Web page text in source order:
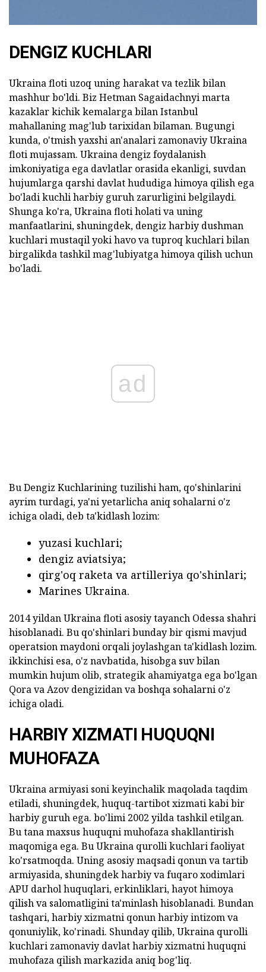
DENGIZ KUCHLARI
Ukraina floti uzoq uning harakat va tezlik bilan
mashhur bo'ldi. Biz Hetman Sagaidachnyi marta
kazaklar kichik kemalarga bilan Istanbul
mahallaning mag'lub tarixidan bilaman. Bugungi
kunda, o'tmish yaxshi an'analari zamonaviy Ukraina
floti mujassam. Ukraina dengiz foydalanish
imkoniyatiga ega davlatlar orasida ekanligi, suvdan
hujumlarga qarshi davlat hududiga himoya qilish ega
bo'ladi kuchli harbiy guruh zarurligini belgilaydi.
Shunga ko'ra, Ukraina floti holati va uning
manfaatlarini, shuningdek, dengiz harbiy dushman
kuchlari mustaqil yoki havo va tuproq kuchlari bilan
birgalikda tashkil mag'lubiyatga himoya qilish uchun
bo'ladi.
ad
Bu Dengiz Kuchlarining tuzilishi ham, qo'shinlarini
ayrim turdagi, ya'ni yetarlicha aniq sohalarni o'z
ichiga oladi, deb ta'kidlash lozim:
yuzasi kuchlari;
dengiz aviatsiya;
qirg'oq raketa va artilleriya qo'shinlari;
Marines Ukraina.
2014 yildan Ukraina floti asosiy tayanch Odessa shahri
hisoblanadi. Bu qo'shinlari bunday bir qismi mavjud
operatsion maydoni orqali joylashgan ta'kidlash lozim.
ikkinchisi esa, o'z navbatida, hisobga suv bilan
mumkin hujum olib, strategik ahamiyatga ega bo'lgan
Qora va Azov dengizidan va boshqa sohalarni o'z
ichiga oladi.
HARBIY XIZMATI HUQUQNI
MUHOFAZA
Ukraina armiyasi soni keyinchalik maqolada taqdim
etiladi, shuningdek, huquq-tartibot xizmati kabi bir
harbiy guruh ega. bo'limi 2002 yilda tashkil etilgan.
Bu tana maxsus huquqni muhofaza shakllantirish
maqomiga ega. Bu Ukraina qurolli kuchlari faoliyat
ko'rsatmoqda. Uning asosiy maqsadi qonun va tartib
armiyasida, shuningdek harbiy va fuqaro xodimlari
APU darhol huquqlari, erkinliklari, hayot himoya
qilish va salomatligini ta'minlash hisoblanadi. Bundan
tashqari, harbiy xizmatni qonun harbiy intizom va
qonuniylik, ko'rinadi. Shunday qilib, Ukraina qurolli
kuchlari zamonaviy davlat harbiy xizmatni huquqni
muhofaza qilish markazida aniq bog'liq.